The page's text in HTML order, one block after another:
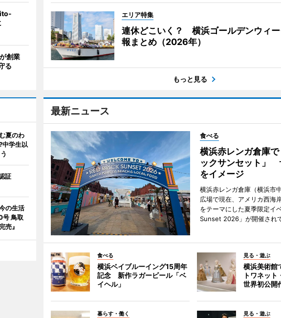
エリア特集
連休どこいく？ 横浜ゴールデンウィ
報まとめ（2026年）
もっと見る
最新ニュース
食べる
横浜赤レンガ倉庫で
ックサンセット」
をイメージ
横浜赤レンガ倉庫（横浜市
広場で現在、アメリカ西海
をテーマにした夏季限定イ
Sunset 2026」が開催され
食べる
横浜ベイブルーイング15周年
記念 新作ラガービール「ベ
イヘル」
見る・遊ぶ
横浜美術館
トワネッ
世界初公開
暮らす・働く 見る・遊ぶ
ito-
創業
る
夏のわ
中学生以
証
の生活
号 鳥取
売』